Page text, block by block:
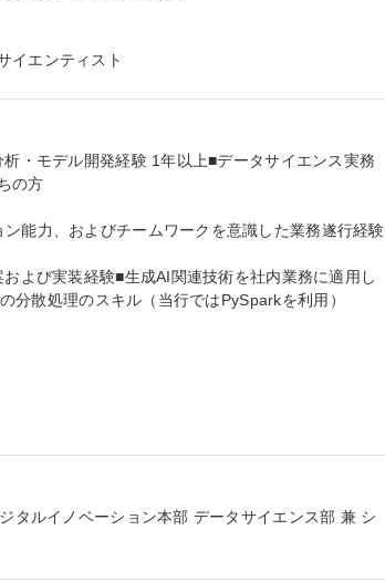
イエンティスト
・モデル開発経験 1年以上■データサイエンス実務
の方
能力、およびチームワークを意識した業務遂行経験
よび実装経験■生成AI関連技術を社内業務に適用し
分散処理のスキル（当行ではPySparkを利用）
タルイノベーション本部 データサイエンス部 兼 シ